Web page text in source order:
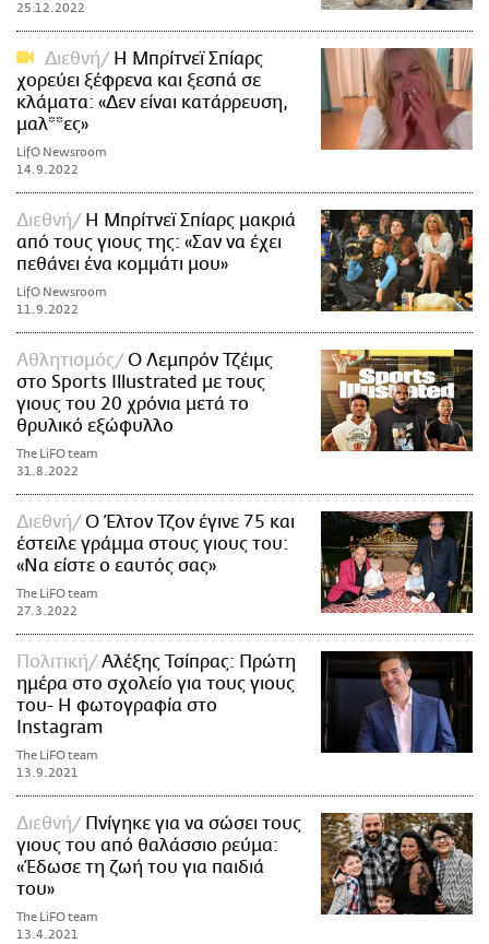
25.12.2022
Διεθνή
Η Μπρίτνεϊ Σπίαρς
χορεύει ξέφρενα και ξεσπά σε
κλάματα: «Δεν είναι κατάρρευση,
μαλ**ες»
LifO Newsroom
14.9.2022
Διεθνή
Η Μπρίτνεϊ Σπίαρς μακριά
από τους γιους της: «Σαν να έχει
πεθάνει ένα κομμάτι μου»
LifO Newsroom
11.9.2022
Αθλητισμός
Ο Λεμπρόν Τζέιμς
στο Sports Illustrated με τους
γιους του 20 χρόνια μετά το
θρυλικό εξώφυλλο
The LiFO team
31.8.2022
Διεθνή
Ο Έλτον Τζον έγινε 75 και
έστειλε γράμμα στους γιους του:
«Να είστε ο εαυτός σας»
The LiFO team
27.3.2022
Πολιτική
Αλέξης Τσίπρας: Πρώτη
ημέρα στο σχολείο για τους γιους
του- Η φωτογραφία στο
Instagram
The LiFO team
13.9.2021
Διεθνή
Πνίγηκε για να σώσει τους
γιους του από θαλάσσιο ρεύμα:
«Έδωσε τη ζωή του για παιδιά
του»
The LiFO team
13.4.2021